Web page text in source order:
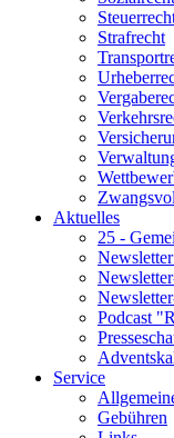
Strafrecht
Aktuelles
25 -
Podcast
Service
Gebühren